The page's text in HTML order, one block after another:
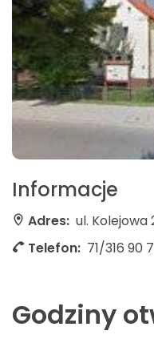
Informacje
Adres: ul. Kolejowa
Telefon: 71/316 90
Godziny